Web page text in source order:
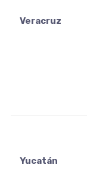
Veracruz
Yucatán